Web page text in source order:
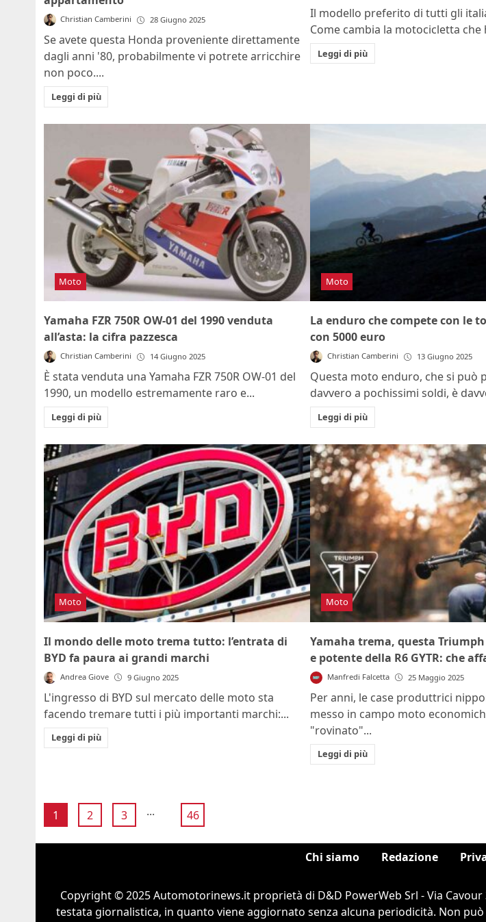
Christian Camberini 28 Giugno 2025
Se avete questa Honda proveniente direttamente
dagli anni '80, probabilmente vi potrete arricchire
non poco....
Leggi di più
Il modello preferito di tutti gli
Come cambia la motocicletta che
Leggi di più
Moto
Yamaha FZR 750R OW-01 del 1990 venduta
all’asta: la cifra pazzesca
Christian Camberini 14 Giugno 2025
È stata venduta una Yamaha FZR 750R OW-01 del
1990, un modello estremamente raro e...
Leggi di più
Moto
La enduro che compete con le
con 5000 euro
Christian Camberini 13 Giugno 2025
Questa moto enduro, che si può
davvero a pochissimi soldi, è
Leggi di più
Moto
Il mondo delle moto trema tutto: l’entrata di
BYD fa paura ai grandi marchi
Andrea Giove 9 Giugno 2025
L'ingresso di BYD sul mercato delle moto sta
facendo tremare tutti i più importanti marchi:...
Leggi di più
Moto
Yamaha trema, questa
e potente della R6 GYTR: che
Manfredi Falcetta 25 Maggio 2025
Per anni, le case produttrici
messo in campo moto
"rovinato"...
Leggi di più
1 2 3 ... 46
Chi siamo Redazione
Copyright © 2025 Automotorinews.it proprietà di D&D PowerWeb Srl - Via
testata giornalistica, in quanto viene aggiornato senza alcuna periodicità. Non